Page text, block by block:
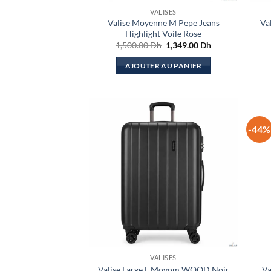
VALISES
Valise Moyenne M Pepe Jeans
Highlight Voile Rose
1,500.00Dh Le
prix
initial
était :
1,349.00 DhLe
AJOUTER AU PANIER
VALISES
-44%